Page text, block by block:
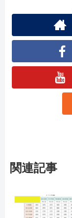
関連記事